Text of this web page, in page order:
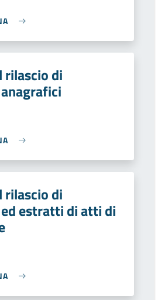
rilascio di
rilascio di
estratti di atti di